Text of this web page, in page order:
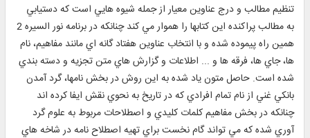
تنظيم مطالب و درج عناوين معيار از جمله شيوه هايي است كه دستيابي
به مطالب پراكنده اين كتابها را هموار مي كند چنانكه در برنامه نور السيره 2
همين راه پيموده شده و با انتخاب عناوين هفتاد گانه اي مانند مفاهيم، نام
ها، جاي ها، فرقه ها و ... اطلاعات و گزارش هاي متن تجزيه و دسته بندي
شده است. حاصل متون ياد شده به اين روش در بخش نامها، گرد آمدن
بانكي غني از نام تمام افرادي كه در تاريخ به نحوي نقش ايفا كرده اند
چنانكه در بخش مفاهيم كلمات كليدي و اصطلاحات مربوط به علوم گرد
آوري شده كه مي تواند گام نخست براي تهيه اصطلاح نامه در شاخه هاي